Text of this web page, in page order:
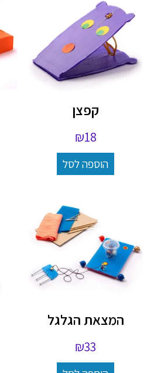
קפצן
₪18
הוספה לסל
המצאת הגלגל
₪33